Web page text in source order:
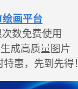
画平台
次数免费使用
生成高质量图片
惠，先到先得！